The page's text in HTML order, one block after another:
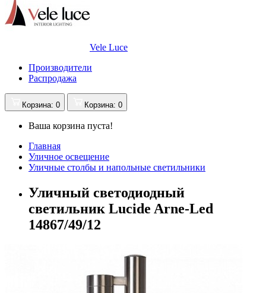
Vele Luce
Производители
Распродажа
Корзина: 0 Корзина: 0
Ваша корзина пуста!
Главная
Уличное освещение
Уличные столбы и напольные светильники
Уличный светодиодный
светильник Lucide Arne-Led
14867/49/12